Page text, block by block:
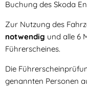
Buchung des Skoda
Zur Nutzung des
notwendig und alle 6
Führerscheines.
Die
genannten Personen